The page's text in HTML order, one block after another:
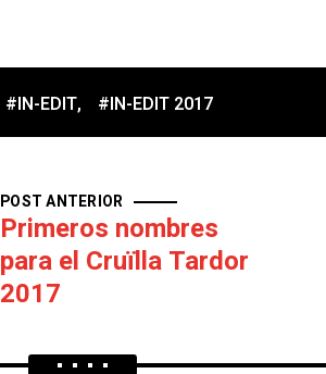
#IN-EDIT, #IN-EDIT 2017
POST ANTERIOR
Primeros nombres
para el Cruïlla Tardor
2017